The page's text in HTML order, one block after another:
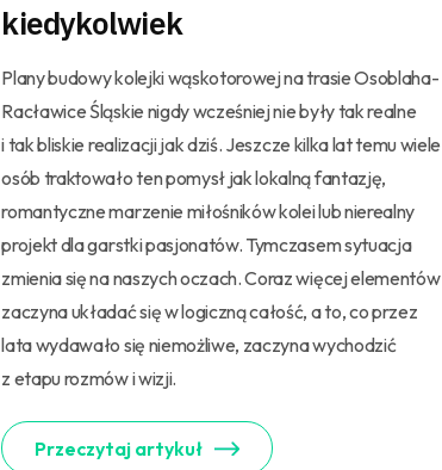
kiedykolwiek
Plany budowy kolejki wąskotorowej na trasie Osoblaha-
Racławice Śląskie nigdy wcześniej nie były tak realne
i tak bliskie realizacji jak dziś. Jeszcze kilka lat temu wiele
osób traktowało ten pomysł jak lokalną fantazję,
romantyczne marzenie miłośników kolei lub nierealny
projekt dla garstki pasjonatów. Tymczasem sytuacja
zmienia się na naszych oczach. Coraz więcej elementów
zaczyna układać się w logiczną całość, a to, co przez
lata wydawało się niemożliwe, zaczyna wychodzić
z etapu rozmów i wizji.
Przeczytaj artykuł